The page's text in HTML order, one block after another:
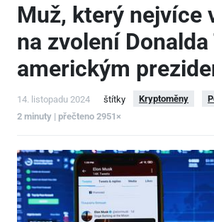
Muž, který nejvíce
na zvolení
americkým
14. listopadu 2024 štítky Kryptoměny
2 minuty | přečteno 2951×